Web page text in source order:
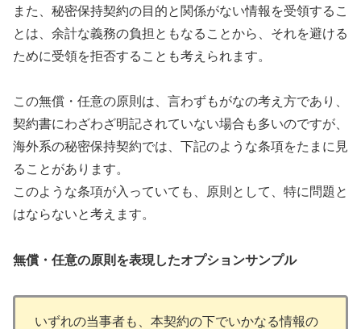
また、秘密保持契約の目的と関係がない情報を受領するこ
とは、余計な義務の負担ともなることから、それを避ける
ために受領を拒否することも考えられます。
この無償・任意の原則は、言わずもがなの考え方であり、
契約書にわざわざ明記されていない場合も多いのですが、
海外系の秘密保持契約では、下記のような条項をたまに見
ることがあります。
このような条項が入っていても、原則として、特に問題と
はならないと考えます。
無償・任意の原則を表現したオプションサンプル
いずれの当事者も、本契約の下でいかなる情報の